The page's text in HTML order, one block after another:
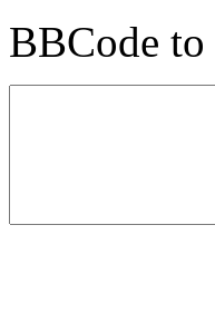
BBCode to